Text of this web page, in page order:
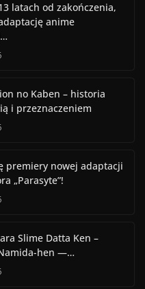
latach od zakończenia,
anime
no Kaben – historia
i przeznaczeniem
premiery nowej adaptacji
„Parasyte”!
Slime Datta Ken –
hen —…